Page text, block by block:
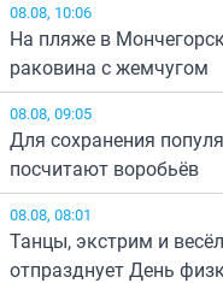
08.08, 10:06
На пляже в
раковина с жемчугом
08.08, 09:05
Для сохранения
посчитают воробьёв
08.08, 08:01
Танцы, экстрим и
отпразднует День